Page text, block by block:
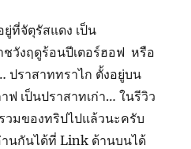
ที่จัตุรัสแดง เป็น
วังฤดูร้อนปีเตอร์ฮอฟ หรือ
ปราสาททราไก ตั้งอยู่บน
ฟ เป็นปราสาทเก่า… ในรีวิว
มของทริปไปแล้วนะครับ
นกันได้ที่ Link ด้านบนได้